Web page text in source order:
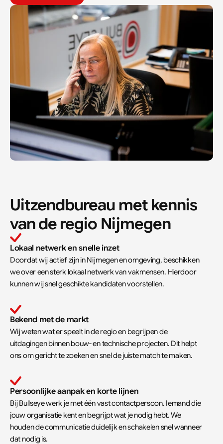
Uitzendbureau met kennis
van de regio Nijmegen
Lokaal netwerk en snelle inzet
Doordat wij actief zijn in Nijmegen en omgeving, beschikken
we over een sterk lokaal netwerk van vakmensen. Hierdoor
kunnen wij snel geschikte kandidaten voorstellen.
Bekend met de markt
Wij weten wat er speelt in de regio en begrijpen de
uitdagingen binnen bouw- en technische projecten. Dit helpt
ons om gericht te zoeken en snel de juiste match te maken.
Persoonlijke aanpak en korte lijnen
Bij Bullseye werk je met één vast contactpersoon. Iemand die
jouw organisatie kent en begrijpt wat je nodig hebt. We
houden de communicatie duidelijk en schakelen snel wanneer
dat nodig is.